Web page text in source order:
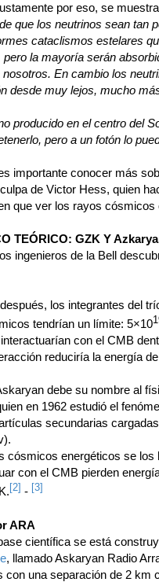
por eso, se
que los neutrinos sean tan
cataclismos estelares
la mayoría serán
nosotros. En cambio los
desde muy lejos, mucho
producido en el centro del
pero a un fotón lo
importante conocer más
de Victor Hess, quien
que ver los rayos
TEÓRICO: GZK Y
ingenieros de la Bell
los integrantes del
tendrían un límite: 5×10
con el CMB
reduciría la energía
debe su nombre al
en 1962 estudió el
secundarias
cósmicos energéticos se
con el CMB pierden
[2] - [3]
ARA
científica se está
, llamado Askaryan Radio
con una separación de 2 km